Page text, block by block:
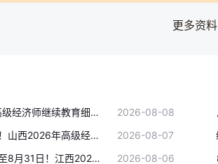
更多资料
2026重庆高级经济师继续教育细则已定！各省高级经济师继续教育政策全梳理 2026-08-08
人社厅发文！山西2026年高级经济师评审通知，申报条件非常明确
2026-08-07
材料提交截至8月31日！江西2026年高级经济师旅游专业评审，11月正式开启
2026-08-06